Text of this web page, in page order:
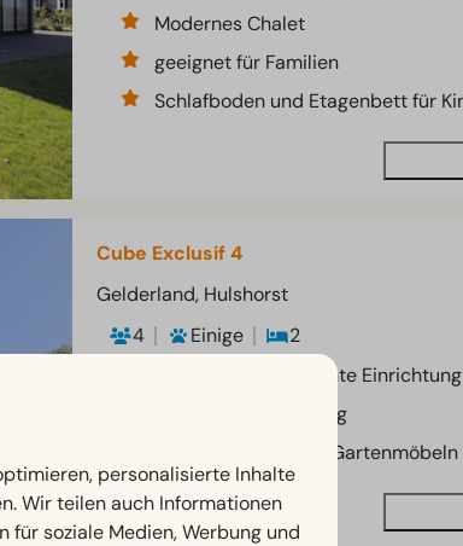
Modernes Chalet
geeignet für Familien
Schlafboden und Etagenbett für
Cube Exclusif 4
Gelderland, Hulshorst
4
Einige
2
Moderne und schlichte Einrichtung
Geräumige Aufteilung
Große Terrasse mit Gartenmöbeln
personalisierte Inhalte
Wir teilen auch Informationen
für soziale Medien, Werbung und